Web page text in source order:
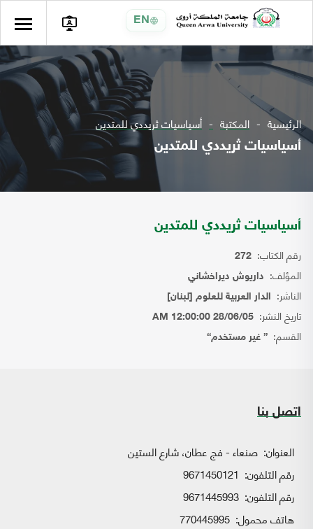
EN
الرئيسية المكتبة أسياسيات ثريددي للمتدين
أسياسيات ثريددي للمتدين
أسياسيات ثريددي للمتدين
رقم الكتاب: 272
المؤلف: داريوش ديراخشاني
الناشر: الدار العربية للعلوم [لبنان]
تاريخ النشر: 28/06/05 12:00:00 AM
القسم: { غير مستخدم}
اتصل بنا
العنوان: صنعاء - فج عطان، شارع الستين
رقم التلفون: 9671450121
رقم التلفون: 9671445993
هاتف محمول: 770445995